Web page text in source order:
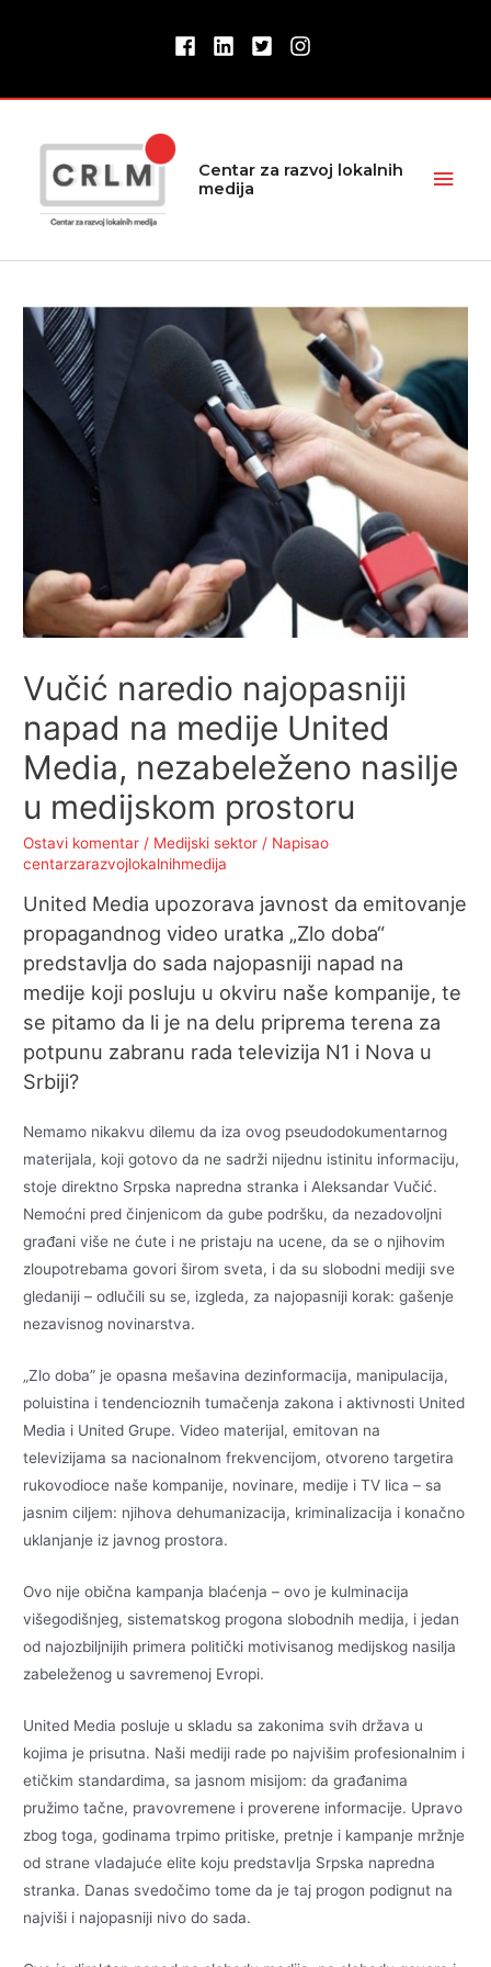
Centar za razvoj lokalnih
medija
Vučić naredio najopasniji
napad na medije United
Media, nezabeleženo nasilje
u medijskom prostoru
Ostavi komentar / Medijski sektor / Napisao
centarzarazvojlokalnihmedija
United Media upozorava javnost da emitovanje
propagandnog video uratka „Zlo doba“
predstavlja do sada najopasniji napad na
medije koji posluju u okviru naše kompanije, te
se pitamo da li je na delu priprema terena za
potpunu zabranu rada televizija N1 i Nova u
Srbiji?
Nemamo nikakvu dilemu da iza ovog pseudodokumentarnog
materijala, koji gotovo da ne sadrži nijednu istinitu informaciju,
stoje direktno Srpska napredna stranka i Aleksandar Vučić.
Nemoćni pred činjenicom da gube podršku, da nezadovoljni
građani više ne ćute i ne pristaju na ucene, da se o njihovim
zloupotrebama govori širom sveta, i da su slobodni mediji sve
gledaniji – odlučili su se, izgleda, za najopasniji korak: gašenje
nezavisnog novinarstva.
„Zlo doba” je opasna mešavina dezinformacija, manipulacija,
poluistina i tendencioznih tumačenja zakona i aktivnosti United
Media i United Grupe. Video materijal, emitovan na
televizijama sa nacionalnom frekvencijom, otvoreno targetira
rukovodioce naše kompanije, novinare, medije i TV lica – sa
jasnim ciljem: njihova dehumanizacija, kriminalizacija i konačno
uklanjanje iz javnog prostora.
Ovo nije obična kampanja blaćenja – ovo je kulminacija
višegodišnjeg, sistematskog progona slobodnih medija, i jedan
od najozbiljnijih primera politički motivisanog medijskog nasilja
zabeleženog u savremenoj Evropi.
United Media posluje u skladu sa zakonima svih država u
kojima je prisutna. Naši mediji rade po najvišim profesionalnim i
etičkim standardima, sa jasnom misijom: da građanima
pružimo tačne, pravovremene i proverene informacije. Upravo
zbog toga, godinama trpimo pritiske, pretnje i kampanje mržnje
od strane vladajuće elite koju predstavlja Srpska napredna
stranka. Danas svedočimo tome da je taj progon podignut na
najviši i najopasniji nivo do sada.